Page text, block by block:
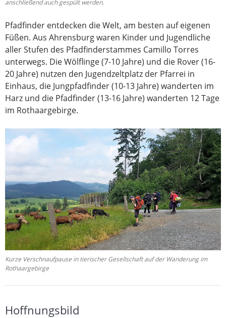
anschließend auch gespült werden.
Pfadfinder entdecken die Welt, am besten auf eigenen
Füßen. Aus Ahrensburg waren Kinder und Jugendliche
aller Stufen des Pfadfinderstammes Camillo Torres
unterwegs. Die Wölflinge (7-10 Jahre) und die Rover (16-
20 Jahre) nutzen den Jugendzeltplatz der Pfarrei in
Einhaus, die Jungpfadfinder (10-13 Jahre) wanderten im
Harz und die Pfadfinder (13-16 Jahre) wanderten 12 Tage
im Rothaargebirge.
Kurze Verschnaufpause in tierischer Gesellschaft auf der Wanderung im
Rothaargebirge
Hoffnungsbild